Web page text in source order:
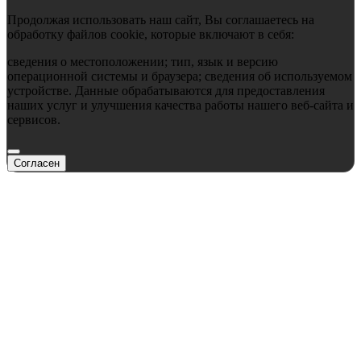
Продолжая использовать наш сайт, Вы соглашаетесь на
обработку файлов cookie, которые включают в себя:
сведения о местоположении; тип, язык и версию
операционной системы и браузера; сведения об используемом
устройстве. Данные обрабатываются для предоставления
наших услуг и улучшения качества работы нашего веб-сайта и
сервисов.
Согласен